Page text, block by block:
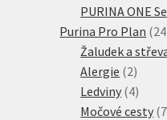
PURINA ONE
Purina Pro Plan 24
Žaludek a
Alergie 22
Ledviny 44
Močové cesty 7